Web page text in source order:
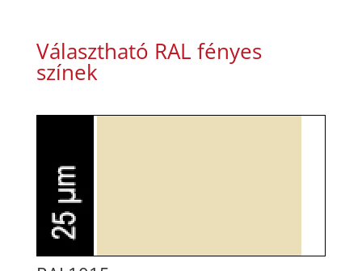
Választható RAL fényes
színek